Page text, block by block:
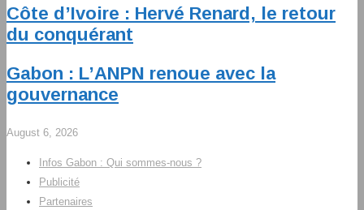
Côte d’Ivoire : Hervé Renard, le retour
du conquérant
Gabon : L’ANPN renoue avec la
gouvernance
August 6, 2026
Infos Gabon : Qui sommes-nous ?
Publicité
Partenaires